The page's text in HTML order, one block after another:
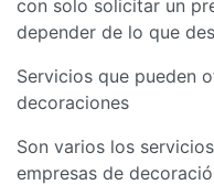
con solo solicitar un
depender de lo que
Servicios que pueden
decoraciones
Son varios los
empresas de